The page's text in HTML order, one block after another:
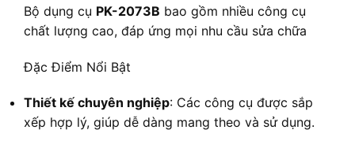
Bộ dụng cụ PK-2073B bao gồm nhiều công cụ
chất lượng cao, đáp ứng mọi nhu cầu sửa chữa
Đặc Điểm Nổi Bật
Thiết kế chuyên nghiệp: Các công cụ được sắp
xếp hợp lý, giúp dễ dàng mang theo và sử dụng.